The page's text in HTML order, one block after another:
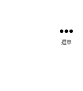
選單